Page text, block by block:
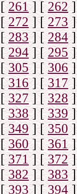
[261] [262]
[272] [273]
[283] [284]
[294] [295]
[305] [306]
[316] [317]
[327] [ 328]
[338] [339]
[349] [350]
[360] [361]
[371] [372]
[382] [ 383]
[393] [394]